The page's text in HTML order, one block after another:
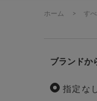
ホーム > す
ブランド
指定な